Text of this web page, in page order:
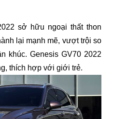
sở hữu ngoại thất thon
lại mạnh mẽ, vượt trội so
khúc. Genesis GV70 2022
thích hợp với giới trẻ.